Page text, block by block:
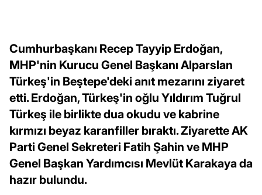
Cumhurbaşkanı Recep Tayyip Erdoğan,
MHP'nin Kurucu Genel Başkanı Alparslan
Türkeş'in Beştepe'deki anıt mezarını ziyaret
etti. Erdoğan, Türkeş'in oğlu Yıldırım Tuğrul
Türkeş ile birlikte dua okudu ve kabrine
kırmızı beyaz karanfiller bıraktı. Ziyarette AK
Parti Genel Sekreteri Fatih Şahin ve MHP
Genel Başkan Yardımcısı Mevlüt Karakaya da
hazır bulundu.